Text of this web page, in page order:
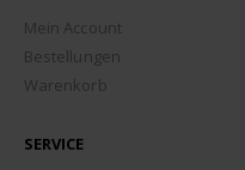
Mein Account
Bestellungen
Warenkorb
SERVICE